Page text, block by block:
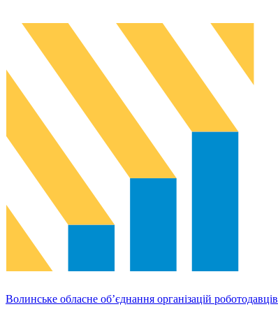
Волинське обласне об’єднання організацій роботодавців